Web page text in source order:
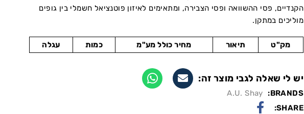
הקנדיים, פסי ההשוואה ופסי הצבירה, ומתאימים לאיזון פוטנציאל חשמלי בין גופים
מוליכים במתקן.
מק"ט תיאור מחיר כולל מע"מ כמות עגלה
יש לי שאלה לגבי מוצר זה:
BRANDS:
A.U. Shay
SHARE: